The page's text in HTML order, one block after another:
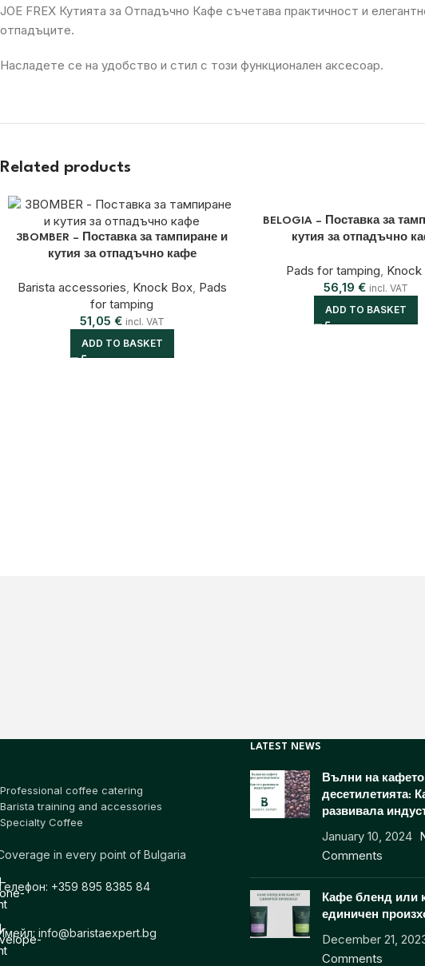
JOE FREX Кутията за Отпадъчно Кафе съчетава практичност и
отпадъците.
Насладете се на удобство и стил с този функционален аксесоар.
Related products
3BOMBER – Поставка за тампиране и
кутия за отпадъчно кафе
Barista accessories, Knock Box, Pads
for tamping
51,05 € incl. VAT
ADD TO BASKET
BELOGIA – Поставка за
кутия за отпадъчно
Pads for tamping, Knock
56,19€ incl. VAT
ADD TO BASKET
Professional coffee catering
Barista training and accessories
Specialty Coffee
in every point of Bulgaria
+359 895 8385 84
info@baristaexpert.bg
LATEST NEWS
Вълни на кафето
десетилетията:
развивала
January 10, 2024
Comments
Кафе бленд или
единичен
December 21,
Comments